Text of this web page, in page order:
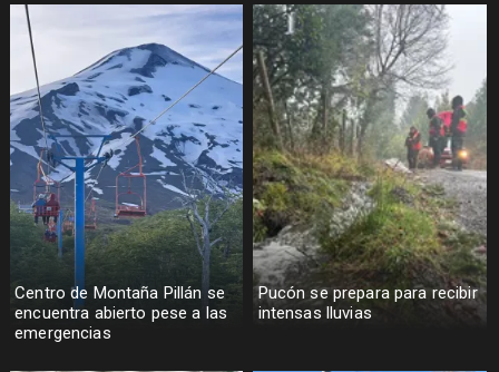
Centro de Montaña Pillán se
encuentra abierto pese a las
emergencias
Pucón se prepara para recibir
intensas lluvias